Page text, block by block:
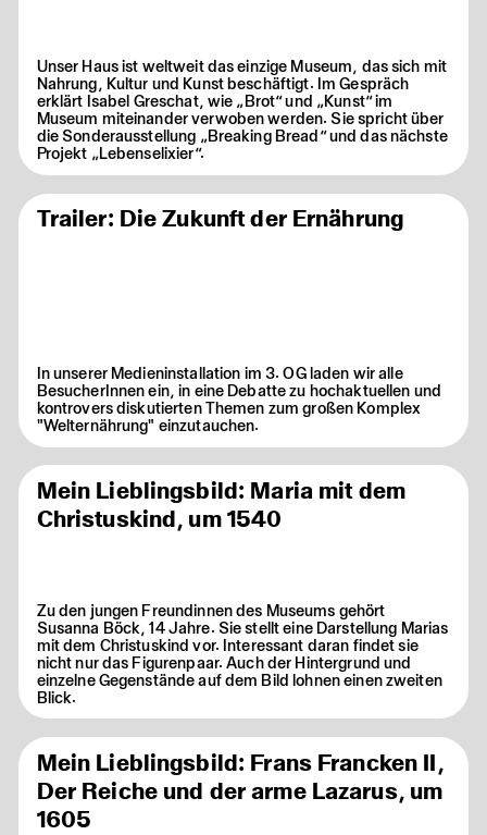
Unser Haus ist weltweit das einzige Museum, das sich mit
Nahrung, Kultur und Kunst beschäftigt. Im Gespräch
erklärt Isabel Greschat, wie „Brot“ und „Kunst“ im
Museum miteinander verwoben werden. Sie spricht über
die Sonderausstellung „Breaking Bread“ und das nächste
Projekt „Lebenselixier“.
Trailer: Die Zukunft der Ernährung
In unserer Medieninstallation im 3. OG laden wir alle
BesucherInnen ein, in eine Debatte zu hochaktuellen und
kontrovers diskutierten Themen zum großen Komplex
"Welternährung" einzutauchen.
Mein Lieblingsbild: Maria mit dem
Christuskind, um 1540
Zu den jungen Freundinnen des Museums gehört
Susanna Böck, 14 Jahre. Sie stellt eine Darstellung Marias
mit dem Christuskind vor. Interessant daran findet sie
nicht nur das Figurenpaar. Auch der Hintergrund und
einzelne Gegenstände auf dem Bild lohnen einen zweiten
Blick.
Mein Lieblingsbild: Frans Francken II,
Der Reiche und der arme Lazarus, um
1605